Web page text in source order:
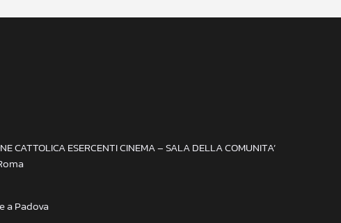
CATTOLICA ESERCENTI CINEMA – SALA DELLA COMUNITA’
a Padova